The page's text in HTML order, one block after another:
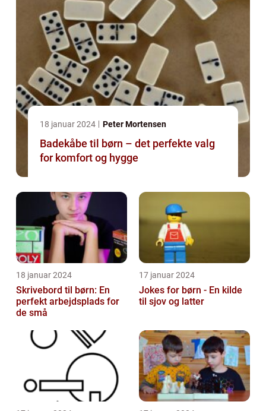
18 januar 2024 Peter Mortensen
Badekåbe til børn – det perfekte valg
for komfort og hygge
18 januar 2024
Skrivebord til børn: En
perfekt arbejdsplads for
de små
17 januar 2024
Jokes for børn - En kilde
til sjov og latter